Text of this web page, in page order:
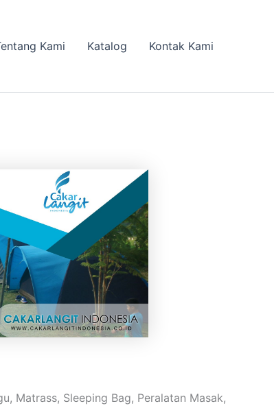
Kami Katalog Kontak Kami
Matrass, Sleeping Bag, Peralatan Masak,